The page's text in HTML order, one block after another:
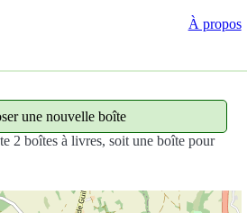
À propos
2 boîtes à livres, soit une boîte pour
une nouvelle boîte